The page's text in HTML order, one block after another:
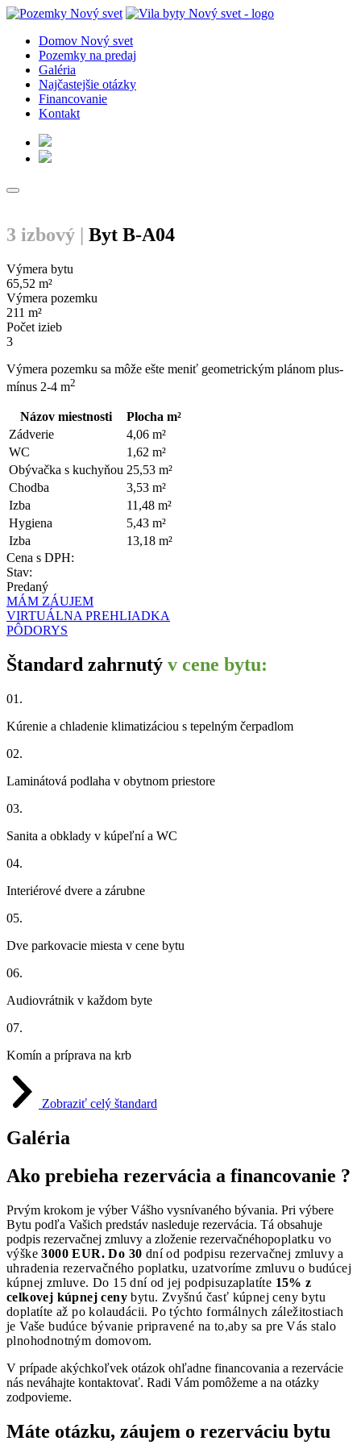
Domov Nový svet
Pozemky na predaj
Galéria
Najčastejšie otázky
Financovanie
Kontakt
3 izbový | Byt B-A04
Výmera bytu
65,52 m²
Výmera pozemku
211 m²
Počet izieb
3
Výmera pozemku sa môže ešte meniť geometrickým plánom plus-
mínus 2-4 m2
Názov miestnosti
Plocha m²
Zádverie
4,06 m²
WC
1,62 m²
Obývačka s kuchyňou 25,53 m²
Chodba
3,53 m²
Izba
11,48 m²
Hygiena
5,43 m²
Izba
13,18 m²
Cena s DPH:
Stav:
Predaný
MÁM ZÁUJEM
VIRTUÁLNA PREHLIADKA
PÔDORYS
Štandard zahrnutý v cene bytu:
01.
Kúrenie a chladenie klimatizáciou s tepelným čerpadlom
02.
Laminátová podlaha v obytnom priestore
03.
Sanita a obklady v kúpeľní a WC
04.
Interiérové dvere a zárubne
05.
Dve parkovacie miesta v cene bytu
06.
Audiovrátnik v každom byte
07.
Komín a príprava na krb
Zobraziť celý štandard
Galéria
Ako prebieha rezervácia a financovanie ?
Prvým krokom je výber Vášho vysnívaného bývania. Pri výbere
Bytu podľa Vašich predstáv nasleduje rezervácia. Tá obsahuje
podpis rezervačnej zmluvy a zloženie rezervačnéhopoplatku vo
výške3000 EUR. Do 30 dní od podpisu rezervačnej zmluvy a
uhradenia rezervačného poplatku, uzatvoríme zmluvu o budúcej
kúpnej zmluve. Do 15 dní od jej podpisuzaplatíte 15% z
celkovej kúpnej ceny bytu. Zvyšnú časť kúpnej ceny bytu
doplatíte až po kolaudácii. Po týchto formálnych záležitostiach
je Vaše budúce bývanie pripravené na to,aby sa pre Vás stalo
plnohodnotným domovom.
V prípade akýchkoľvek otázok ohľadne financovania a rezervácie
nás neváhajte kontaktovať. Radi Vám pomôžeme a na otázky
zodpovieme.
Máte otázku, záujem o rezerváciu bytu